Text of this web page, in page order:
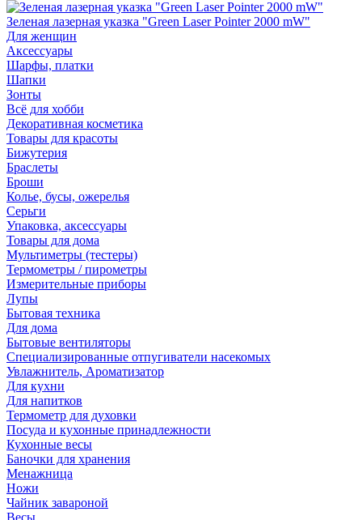
Зеленая лазерная указка "Green Laser Pointer 2000 mW"
Для женщин
Аксессуары
Шарфы, платки
Шапки
Зонты
Всё для хобби
Декоративная косметика
Товары для красоты
Бижутерия
Браслеты
Броши
Колье, бусы, ожерелья
Серьги
Упаковка, аксессуары
Товары для дома
Мультиметры (тестеры)
Термометры / пирометры
Измерительные приборы
Лупы
Бытовая техника
Для дома
Бытовые вентиляторы
Специализированные отпугиватели насекомых
Увлажнитель, Ароматизатор
Для кухни
Для напитков
Термометр для духовки
Посуда и кухонные принадлежности
Кухонные весы
Баночки для хранения
Менажница
Ножи
Чайник завароной
Весы